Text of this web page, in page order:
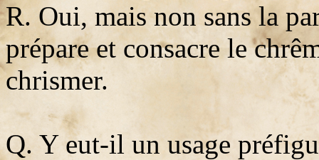
R. Oui, mais non sans la
prépare et consacre le
chrismer.
Q. Y eut-il un usage